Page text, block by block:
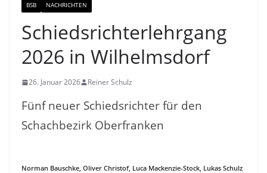
BSB NACHRICHTEN
Schiedsrichterlehrgang
2026 in Wilhelmsdorf
26. Januar 2026 Reiner Schulz
Fünf neuer Schiedsrichter für den
Schachbezirk Oberfranken
Norman Bauschke, Oliver Christof, Luca Mackenzie-Stock, Lukas Schulz